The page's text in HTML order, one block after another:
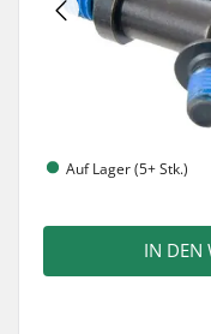
Auf Lager (5+ Stk.)
IN DEN